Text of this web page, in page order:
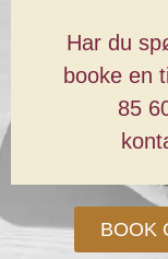
Har du
booke en
85
BOOK